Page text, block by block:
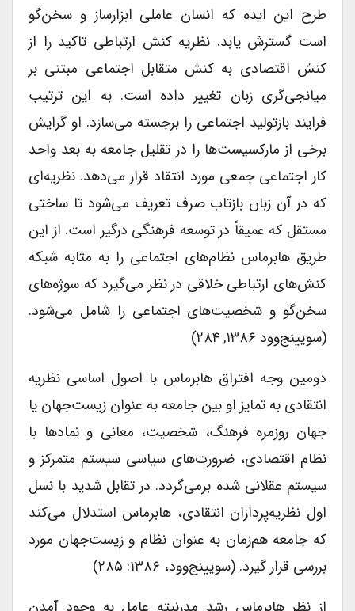
طرح این ایده که انسان عاملی ابزارساز و سخن‌گو
است گسترش یابد. نظریه کنش ارتباطی تاکید را از
کنش اقتصادی به کنش متقابل اجتماعی مبتنی بر
میانجی‌گری زبان تغییر داده است. به این ترتیب
فرایند بازتولید اجتماعی را برجسته می‌سازد. او گرایش
برخی از مارکسیست‌ها را در تقلیل جامعه به بعد واحد
کار اجتماعی جمعی مورد انتقاد قرار می‌دهد. نظریه‌ای
که در آن زبان بازتاب صرف تعریف می‌شود تا ساختی
مستقل که عمیقاً در توسعه فرهنگی درگیر است. از این
طریق هابرماس نظام‌های اجتماعی را به مثابه شبکه
کنش‌های ارتباطی خلاقی در نظر می‌گیرد که سوژه‌های
سخن‌گو و شخصیت‌های اجتماعی را شامل می‌شود.
(سویینج‌وود ۱۳۸۶, ۲۸۴)
دومین وجه افتراق هابرماس با اصول اساسی نظریه
انتقادی به تمایز او بین جامعه به عنوان زیست‌جهان یا
جهان روزمره فرهنگ، شخصیت، معانی و نمادها با
نظام اقتصادی، ضرورت‌های سیاسی سیستم متمرکز و
سیستم عقلانی شده برمی‌گردد. در تقابل شدید با نسل
اول نظریه‌پردازان انتقادی، هابرماس استدلال می‌کند
که جامعه هم‌زمان به عنوان نظام و زیست‌جهان مورد
بررسی قرار گیرد. (سویینج‌وود، ۱۳۸۶: ۲۸۵)